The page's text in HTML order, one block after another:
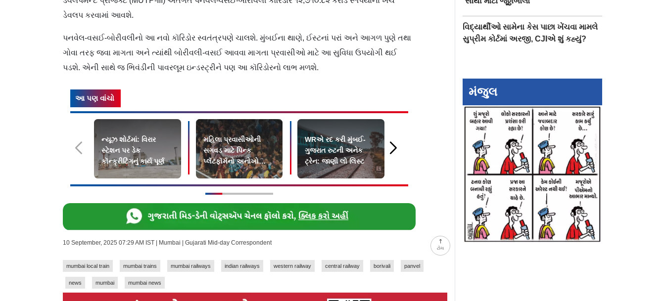
ટોચ
ડેવલપ કરવામાં આવશે.
પનવેલ-વસઈ-બોરીવલીનો આ નવો કૉરિડોર સ્વતંત્રપણે ચાલશે. મુંબઈના થાણે, ઈસ્ટનાં પરાં અને આગળ પુણે તથા
ગોવા તરફ જવા માગતા અને ત્યાંથી બોરીવલી-વસઈ આવવા માગતા પ્રવાસીઓ માટે આ સુવિધા ઉપયોગી થઈ
પડશે. એની સાથે જ ભિવંડીની પાવરલૂમ ઇન્ડસ્ટ્રીને પણ આ કૉરિડોરનો લાભ મળશે.
આ પણ વાંચો
ન્યૂઝ શોર્ટમાં: વિરાર
સ્ટેશન પર ડેક
કૉન્ક્રીટિંગનું કાર્ય પૂર્ણ
મહિલા પ્રવાસીઓની
સગવડ માટે પિન્ક
પ્લૅટફૉર્મનો અનોખો
પ્રસ્તાવ
WRએ રદ કરી મુંબઈ-
ગુજરાત રુટની અનેક
ટ્રેન: જાણી લો લિસ્ટ
ટ્રેનમાં યુવકને ક્રૂરતાથી
મુંબઈ લોકલમાં સીટના
ઝઘડાએ લીધું હિંસક રૂપ,
બે મુસાફરો ગંભીર રીતે
ઘાયલ
10 September, 2025 07:29 AM IST | Mumbai | Gujarati Mid-day Correspondent
mumbai local train mumbai trains mumbai railways indian railways western railway central railway borivali panvel
news mumbai mumbai news
વિદ્યાર્થીઓ સામેના કેસ પાછા ખેંચવા મામલે
સુપ્રીમ કોર્ટમાં અરજી, CJIએ શું કહ્યું?
મંજુલ